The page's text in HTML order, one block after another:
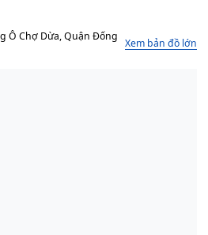
Ô Chợ Dừa, Quận Đống
Xem bản đồ lớn